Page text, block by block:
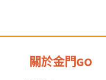
關於金門GO